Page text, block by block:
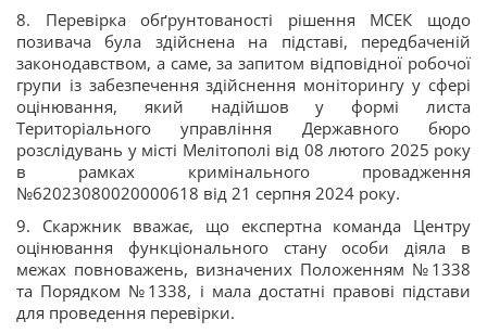
8. Перевірка обґрунтованості рішення МСЕК щодо
позивача була здійснена на підставі, передбаченій
законодавством, а саме, за запитом відповідної робочої
групи із забезпечення здійснення моніторингу у сфері
оцінювання, який надійшов у формі листа
Територіального управління Державного бюро
розслідувань у місті Мелітополі від 08 лютого 2025 року
в рамках кримінального провадження
№62023080020000618 від 21 серпня 2024 року.
9. Скаржник вважає, що експертна команда Центру
оцінювання функціонального стану особи діяла в
межах повноважень, визначених Положенням №1338
та Порядком №1338, і мала достатні правові підстави
для проведення перевірки.